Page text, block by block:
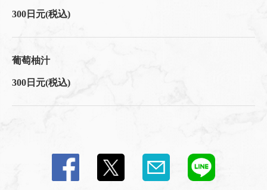
300日元(税込)
葡萄柚汁
300日元(税込)